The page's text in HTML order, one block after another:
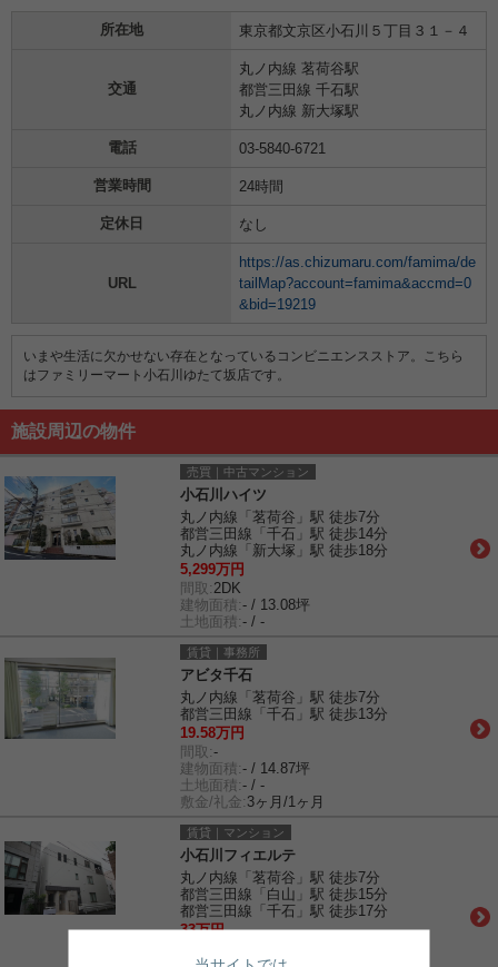
所在地 東京都文京区小石川５丁目３１－４
交通
丸ノ内線 茗荷谷駅
都営三田線 千石駅
丸ノ内線 新大塚駅
電話 03-5840-6721
営業時間 24時間
定休日 なし
URL
https://as.chizumaru.com/famima/de
tailMap?account=famima&accmd=0
&bid=19219
いまや生活に欠かせない存在となっているコンビニエンスストア。こちら
はファミリーマート小石川ゆたて坂店です。
施設周辺の物件
売買｜中古マンション
小石川ハイツ
丸ノ内線「茗荷谷」駅 徒歩7分
都営三田線「千石」駅 徒歩14分
丸ノ内線「新大塚」駅 徒歩18分
5,299万円
間取: 2DK
建物面積:- / 13.08坪
土地面積:- / -
賃貸｜事務所
アビタ千石
丸ノ内線「茗荷谷」駅 徒歩7分
都営三田線「千石」駅 徒歩13分
19.58万円
間取:-
建物面積:- / 14.87坪
土地面積:- / -
敷金/礼金: 3ヶ月/1ヶ月
賃貸｜マンション
小石川フィエルテ
丸ノ内線「茗荷谷」駅 徒歩7分
都営三田線「白山」駅 徒歩15分
都営三田線「千石」駅 徒歩17分
33万円